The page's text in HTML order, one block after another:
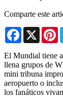
Comparte este
Facebook
X
El Mundial tiene
llena grupos de
mini tribuna
aeropuerto o
los fanáticos